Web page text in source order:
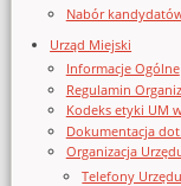
Nabór
Urząd Miejski
Informacje Ogólne
Regulamin
Kodeks etyki UM
Dokumentacja
Organizacja
Telefony Urzędu